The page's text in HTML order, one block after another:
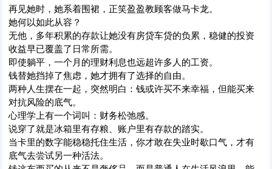
再见她时，她系着围裙，正笑盈盈教顾客做马卡龙。
她何以如此从容？
无他，多年积累的存款让她没有房贷车贷的负累，稳健的投资
收益早已覆盖了日常所需。
即使躺平，一个月的理财利息也远超许多人的工资。
钱替她挡掉了焦虑，她才拥有了选择的自由。
两种人生摆在一起，突然明白：钱或许买不来幸福，但能买来
对抗风险的底气。
心理学上有一个词叫：财务松弛感。
说穿了就是冰箱里有存粮、账户里有存款的踏实。
当卡里的数字能稳稳托住生活，你才敢在失业时歇口气，才有
底气去尝试另一种活法。